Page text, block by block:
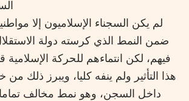
لم يكن السجناء الإسلاميون إلا
ضمن النمط الذي كرسته دولة الاستقلال
فيهم، لكن انتماءهم للحركة
هذا التأثير ولم ينفه كليا، ويبرز ذلك من
داخل السجن، وهو نمط مخالف تماما